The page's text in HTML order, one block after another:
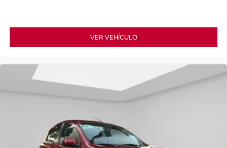
VER VEHÍCULO